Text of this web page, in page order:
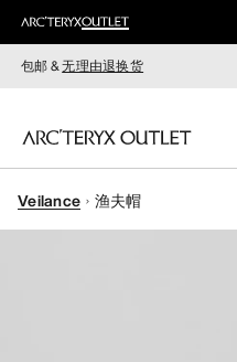
包邮 &无理由退换货
女装
Veilance 渔夫帽